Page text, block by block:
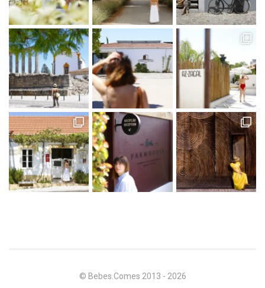
© Bebes.Comes 2013 - 2026